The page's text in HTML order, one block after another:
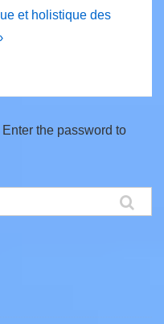
et holistique des
the password to